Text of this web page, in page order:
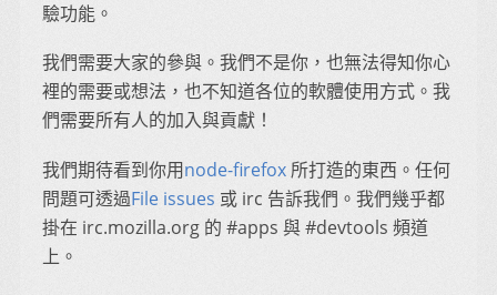
驗功能。
我們需要大家的參與。我們不是你，也無法得知你心
裡的需要或想法，也不知道各位的軟體使用方式。我
們需要所有人的加入與貢獻！
我們期待看到你用node-firefox 所打造的東西。任何
問題可透過File issues 或 irc 告訴我們。我們幾乎都
掛在 irc.mozilla.org 的 #apps 與 #devtools 頻道
上。